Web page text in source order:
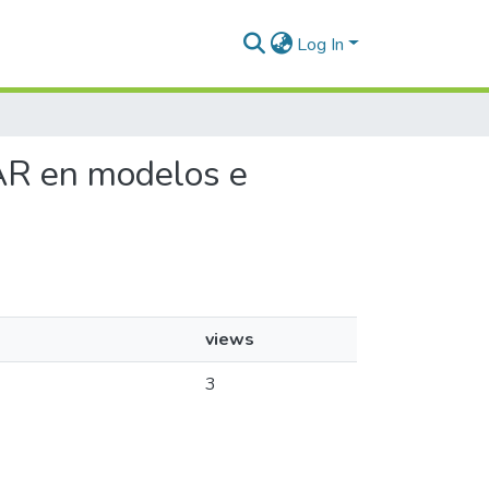
Log In
en modelos e
views
3